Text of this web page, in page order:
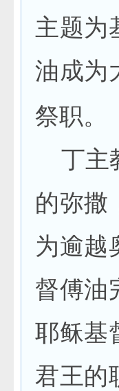
主题为
油成为
祭职。
丁主
的弥撒
为逾越
督傅油
耶稣基
君王的